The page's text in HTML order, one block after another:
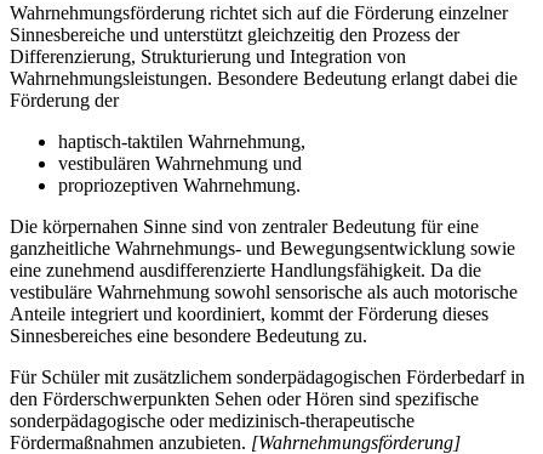
Wahrnehmungsförderung richtet sich auf die Förderung einzelner
Sinnesbereiche und unterstützt gleichzeitig den Prozess der
Differenzierung, Strukturierung und Integration von
Wahrnehmungsleistungen. Besondere Bedeutung erlangt dabei die
Förderung der
haptisch-taktilen Wahrnehmung,
vestibulären Wahrnehmung und
propriozeptiven Wahrnehmung.
Die körpernahen Sinne sind von zentraler Bedeutung für eine
ganzheitliche Wahrnehmungs- und Bewegungsentwicklung sowie
eine zunehmend ausdifferenzierte Handlungsfähigkeit. Da die
vestibuläre Wahrnehmung sowohl sensorische als auch motorische
Anteile integriert und koordiniert, kommt der Förderung dieses
Sinnesbereiches eine besondere Bedeutung zu.
Für Schüler mit zusätzlichem sonderpädagogischen Förderbedarf in
den Förderschwerpunkten Sehen oder Hören sind spezifische
sonderpädagogische oder medizinisch-therapeutische
Fördermaßnahmen anzubieten. [Wahrnehmungsförderung]